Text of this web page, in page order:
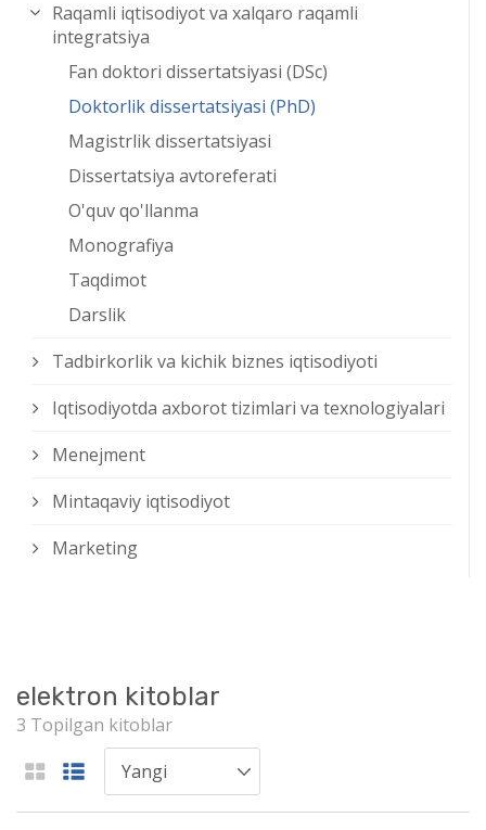
Raqamli iqtisodiyot va xalqaro raqamli
integratsiya
Fan doktori dissertatsiyasi (DSc)
Doktorlik dissertatsiyasi (PhD)
Magistrlik dissertatsiyasi
Dissertatsiya avtoreferati
O'quv qo'llanma
Monografiya
Taqdimot
Darslik
Tadbirkorlik va kichik biznes iqtisodiyoti
Iqtisodiyotda axborot tizimlari va texnologiyalari
Menejment
Mintaqaviy iqtisodiyot
Marketing
elektron kitoblar
3 Topilgan kitoblar